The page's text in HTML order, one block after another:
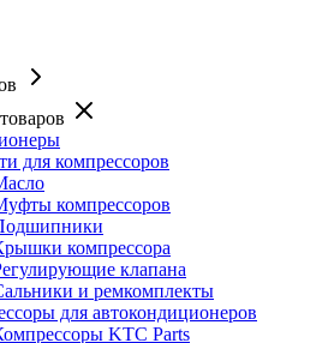
для компрессоров
компрессоров
компрессора
клапана
и ремкомплекты
для автокондиционеров
KTC Parts